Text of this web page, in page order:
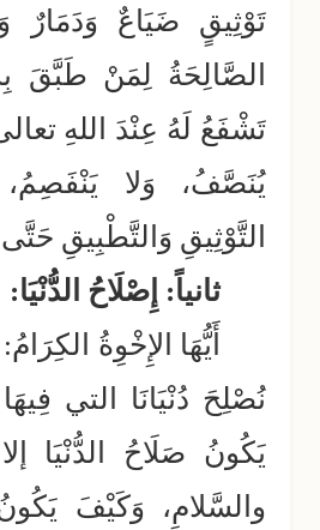
تَوْثِيقٍ ضَيَاعٌ وَدَمَارٌ
الصَّالِحَةُ لِمَنْ طَبَّقَ
تَشْفَعُ لَهُ عِنْدَ اللهِ
يُنَصَّفُ، وَلا
التَّوْثِيقِ وَالتَّطْبِيقِ
ثانياً: إِصْلَاحُ الدُّنْيَا:
أَيُّهَا الإِخْوِةُ
نُصْلِحَ دُنْيَانَا التي
يَكُونُ صَلَاحُ الدُّنْيَا
والسَّلامِ، وَكَيْفَ